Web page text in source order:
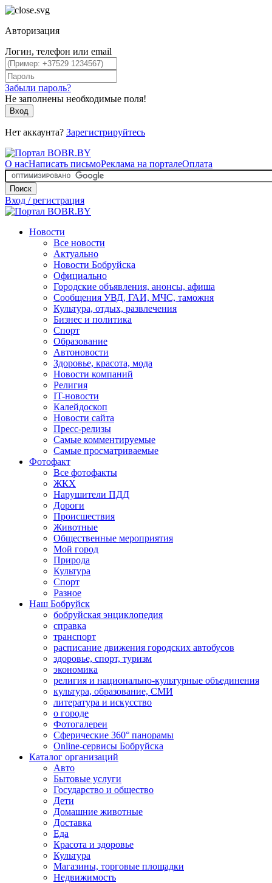
Авторизация
Логин, телефон или email
Забыли пароль?
Не заполнены необходимые поля!
Вход
Нет аккаунта? Зарегистрируйтесь
О насНаписать письмоРеклама на порталеОплата
Поиск
Вход / регистрация
Новости
Все новости
Актуально
Новости Бобруйска
Официально
Городские объявления, анонсы, афиша
Сообщения УВД, ГАИ, МЧС, таможня
Культура, отдых, развлечения
Бизнес и политика
Спорт
Образование
Автоновости
Здоровье, красота, мода
Новости компаний
Религия
IT-новости
Калейдоскоп
Новости сайта
Пресс-релизы
Самые комментируемые
Самые просматриваемые
Фотофакт
Все фотофакты
ЖКХ
Нарушители ПДД
Дороги
Происшествия
Животные
Общественные мероприятия
Мой город
Природа
Культура
Спорт
Разное
Наш Бобруйск
бобруйская энциклопедия
справка
транспорт
расписание движения городских автобусов
здоровье, спорт, туризм
экономика
религия и национально-культурные объединения
культура, образование, СМИ
литература и искусство
о городе
Фотогалереи
Сферические 360° панорамы
Online-сервисы Бобруйска
Каталог организаций
Авто
Бытовые услуги
Государство и общество
Дети
Домашние животные
Доставка
Еда
Красота и здоровье
Культура
Магазины, торговые площадки
Недвижимость